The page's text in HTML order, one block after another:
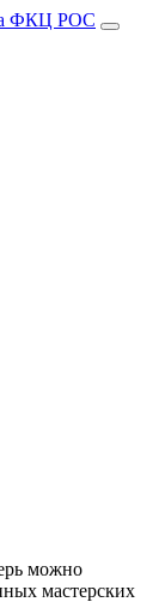
можно
мастерских